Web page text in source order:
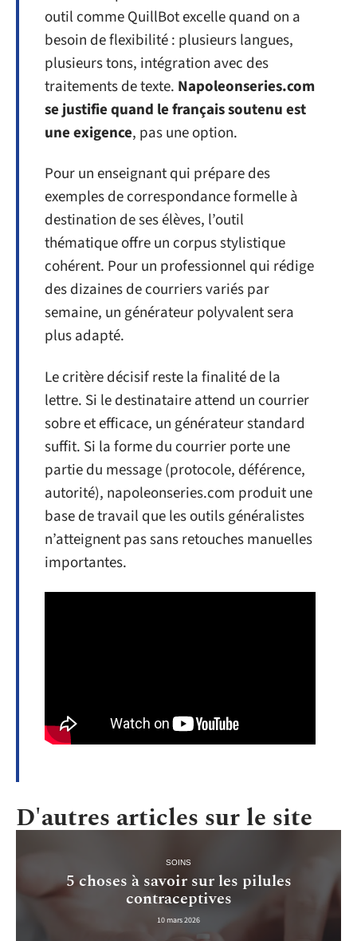
outil comme QuillBot excelle quand on a
besoin de flexibilité : plusieurs langues,
plusieurs tons, intégration avec des
traitements de texte. Napoleonseries.com
se justifie quand le français soutenu est
une exigence, pas une option.
Pour un enseignant qui prépare des
exemples de correspondance formelle à
destination de ses élèves, l’outil
thématique offre un corpus stylistique
cohérent. Pour un professionnel qui rédige
des dizaines de courriers variés par
semaine, un générateur polyvalent sera
plus adapté.
Le critère décisif reste la finalité de la
lettre. Si le destinataire attend un courrier
sobre et efficace, un générateur standard
suffit. Si la forme du courrier porte une
partie du message (protocole, déférence,
autorité), napoleonseries.com produit une
base de travail que les outils généralistes
n’atteignent pas sans retouches manuelles
importantes.
D'autres articles sur le site
SOINS
5 choses à savoir sur les pilules
contraceptives
10 mars 2026